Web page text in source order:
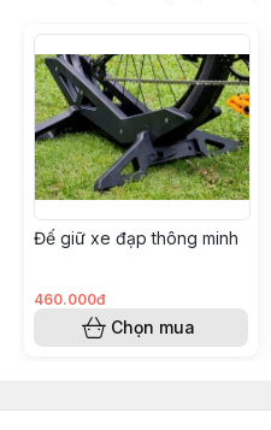
Đế giữ xe đạp thông minh
460.000đ
Chọn mua